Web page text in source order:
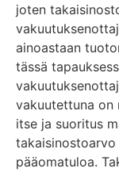
joten
ainoastaan
tässä
vakuutettuna on
itse ja suoritus
takaisinostoarvo
pääomatuloa.